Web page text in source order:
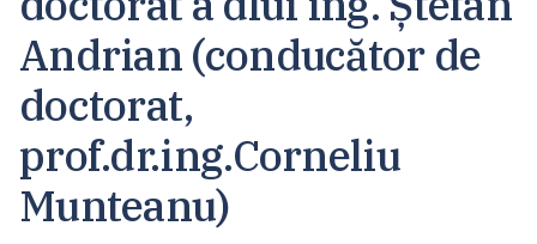
Andrian (conducător de
doctorat,
prof.dr.ing.Corneliu
Munteanu)